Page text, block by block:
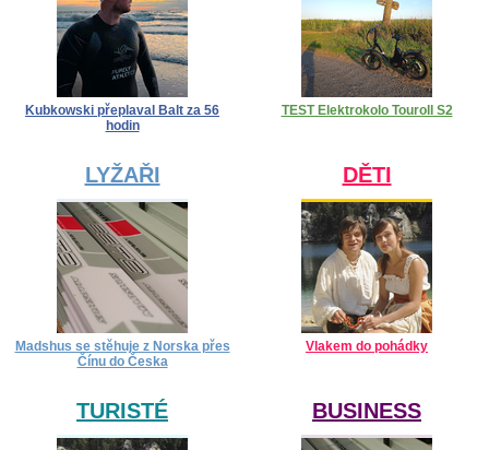
Kubkowski přeplaval Balt za 56
hodin
TEST Elektrokolo Touroll S2
LYŽAŘI
Madshus se stěhuje z Norska přes
Čínu do Česka
DĚTI
Vlakem do pohádky
TURISTÉ BUSINESS